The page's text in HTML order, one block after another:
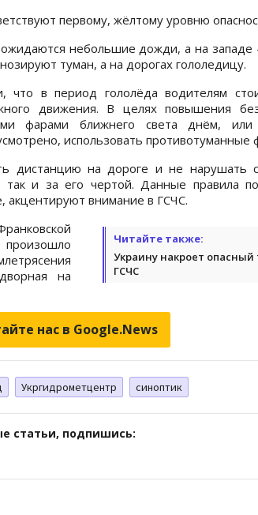
первому, жёлтому уровню
небольшие дожди, а на западе
туман, а на дорогах гололедицу.
что в период гололёда водителям
движения. В целях повышения
фарами ближнего света днём,
использовать противотуманные
дистанцию на дороге и не нарушать
и за его чертой. Данные правила
акцентируют внимание в ГСЧС.
Читайте также:
Украину накроет опасный
ГСЧС
на
нас в Google.News
Укргидрометцентр синоптик
статьи, подпишись: